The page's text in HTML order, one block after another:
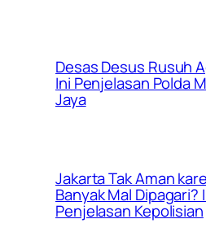
Desas Desus Rusuh
Ini Penjelasan Polda
Jaya
Jakarta Tak Aman
Banyak Mal Dipagari?
Penjelasan Kepolisian